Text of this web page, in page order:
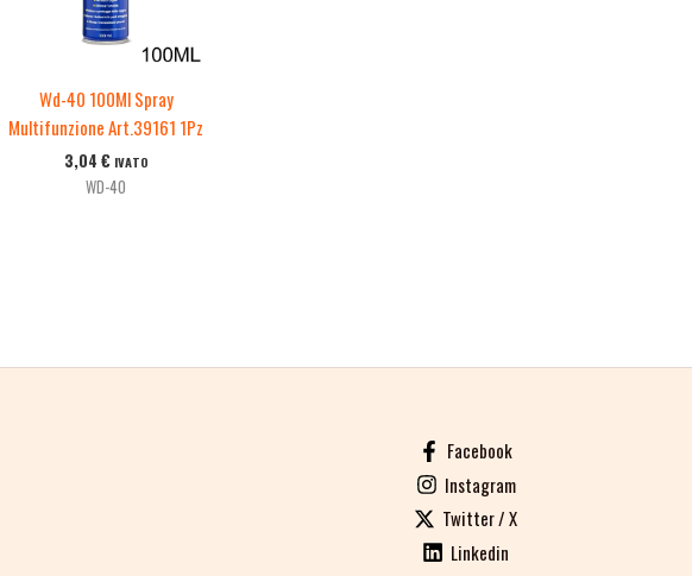
Wd-40 100Ml Spray
Multifunzione Art.39161 1Pz
3,04 € IVATO
WD-40
Facebook
Instagram
Twitter / X
Linkedin